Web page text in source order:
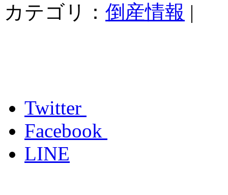
カテゴリ： 倒産情報 |
Twitter
Facebook
LINE